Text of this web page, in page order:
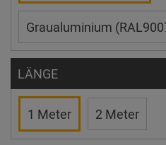
Graualuminium
LÄNGE
1 Meter 2 Meter